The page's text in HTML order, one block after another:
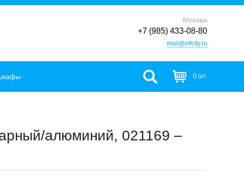
Москва
+7 (985) 433-08-80
mail@elfcity.ru
0 шт.
алюминий, 021169 –